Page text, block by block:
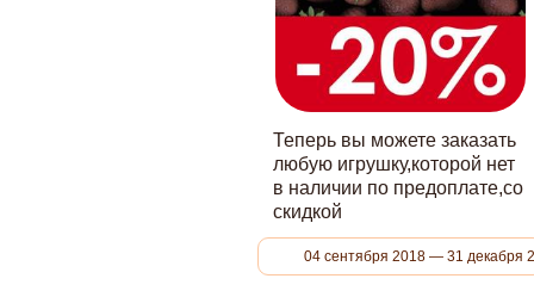
Теперь вы можете заказать
любую игрушку,которой нет
в наличии по предоплате,со
скидкой
04 сентября 2018 — 31 декабря